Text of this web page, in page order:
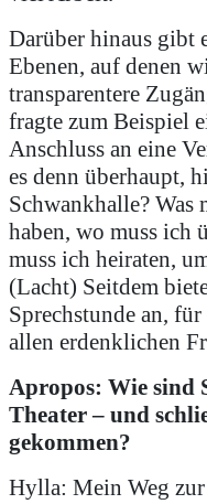
Darüber hinaus gibt
Ebenen, auf denen
transparentere
fragte zum Beispiel
Anschluss an eine
es denn überhaupt,
Schwankhalle? Was
haben, wo muss ich
muss ich heiraten,
(Lacht) Seitdem
Sprechstunde an,
allen erdenklichen
Apropos: Wie sind
Theater – und
gekommen?
Hylla: Mein Weg